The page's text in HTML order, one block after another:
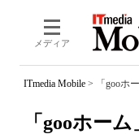
メディア
ITmedia Mobile > 「gooホ
「gooホー